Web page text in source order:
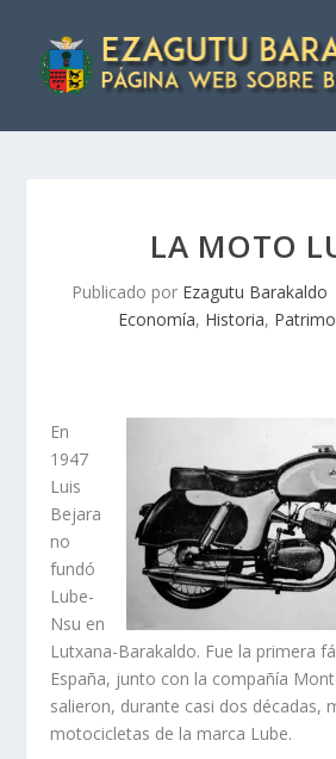
LA MOTO
Publicado por Ezagutu Barakaldo
Economía, Historia,
En
1947
Luis
Bejara
no
fundó
Lube-
Nsu en
Lutxana-Barakaldo. Fue la primera
España, junto con la compañí­a
salieron, durante casi dos décadas,
motocicletas de la marca Lube.